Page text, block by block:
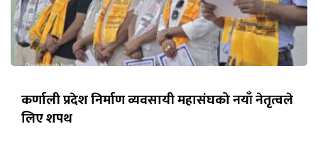
कर्णाली प्रदेश निर्माण व्यवसायी महासंघको नयाँ नेतृत्वले
लिए शपथ